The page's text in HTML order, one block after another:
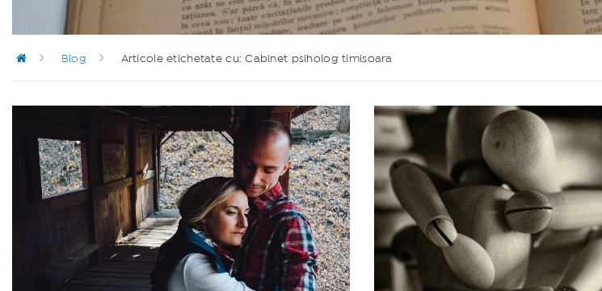
Blog Articole etichetate cu: Cabinet psiholog timisoara